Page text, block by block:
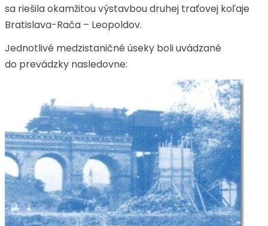
sa riešila okamžitou výstavbou druhej traťovej koľaje
Bratislava-Rača – Leopoldov.
Jednotlivé medzistaničné úseky boli uvádzané
do prevádzky nasledovne: